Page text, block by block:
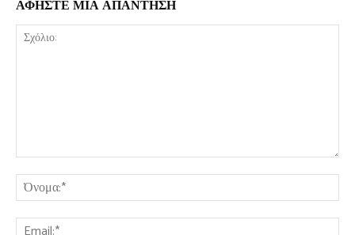
ΑΦΗΣΤΕ ΜΙΑ ΑΠΑΝΤΗΣΗ